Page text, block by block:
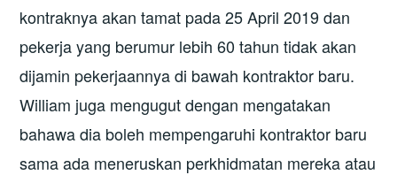
kontraknya akan tamat pada 25 April 2019 dan
pekerja yang berumur lebih 60 tahun tidak akan
dijamin pekerjaannya di bawah kontraktor baru.
William juga mengugut dengan mengatakan
bahawa dia boleh mempengaruhi kontraktor baru
sama ada meneruskan perkhidmatan mereka atau